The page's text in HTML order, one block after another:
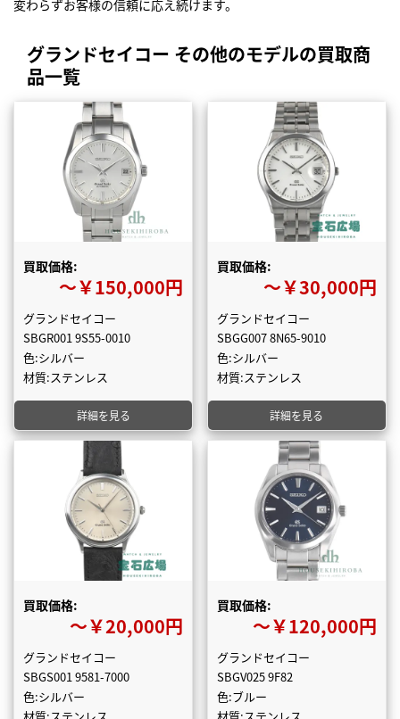
変わらずお客様の信頼に応え続けます。
グランドセイコー その他のモデルの買取商
品一覧
買取価格:
〜￥150,000円
グランドセイコー
SBGR001 9S55-0010
色:シルバー
材質:ステンレス
詳細を見る
買取価格:
〜￥30,000円
グランドセイコー
SBGG007 8N65-9010
色:シルバー
材質:ステンレス
詳細を見る
買取価格:
〜￥20,000円
グランドセイコー
SBGS001 9581-7000
色:シルバー
材質:ステンレス
買取価格:
〜￥120,000円
グランドセイコー
SBGV025 9F82
色:ブルー
材質:ステンレス